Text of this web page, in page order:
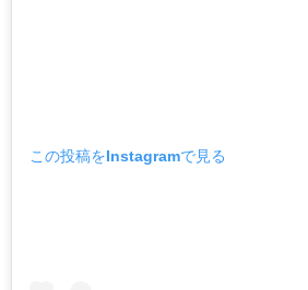
この投稿をInstagramで見る